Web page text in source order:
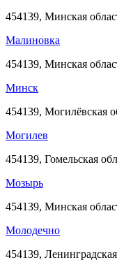
454139, Минская
Малиновка
454139, Минская
Минск
454139, Могилёвская
Могилев
454139, Гомельская
Мозырь
454139, Минская
Молодечно
454139,